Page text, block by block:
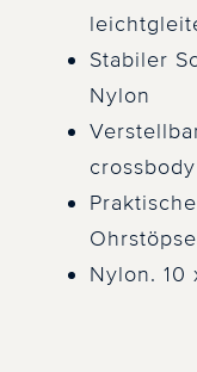
Stabiler
Nylon
crossbody
Nylon. 10